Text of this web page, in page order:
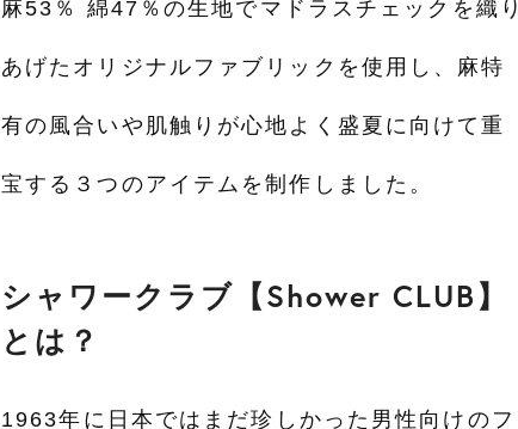
麻53％ 綿47％の生地でマドラスチェックを織り
あげたオリジナルファブリックを使用し、麻特
有の風合いや肌触りが心地よく盛夏に向けて重
宝する３つのアイテムを制作しました。
シャワークラブ【Shower CLUB】
とは？
1963年に日本ではまだ珍しかった男性向けのフ